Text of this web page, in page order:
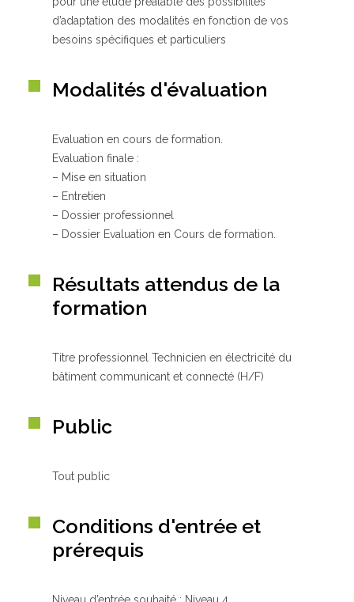
d’adaptation des modalités en fonction de vos
besoins spécifiques et particuliers
Modalités d'évaluation
Evaluation en cours de formation.
Evaluation finale :
– Mise en situation
– Entretien
– Dossier professionnel
– Dossier Evaluation en Cours de formation.
Résultats attendus de la
formation
Titre professionnel Technicien en électricité du
bâtiment communicant et connecté (H/F)
Public
Tout public
Conditions d'entrée et
prérequis